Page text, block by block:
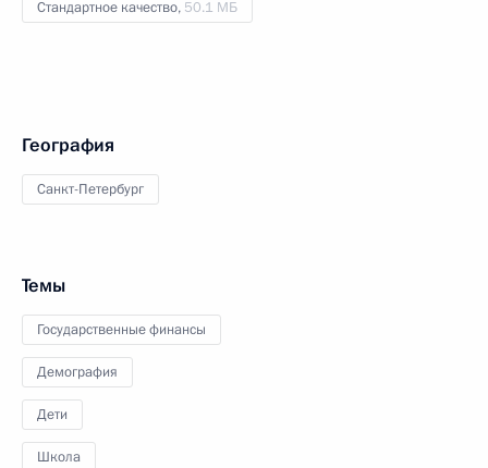
Стандартное качество, 50.1 МБ
География
Санкт-Петербург
Темы
Государственные финансы
Демография
Дети
Школа